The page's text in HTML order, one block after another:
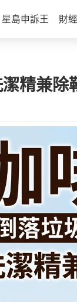
星島申訴王 財經
精兼